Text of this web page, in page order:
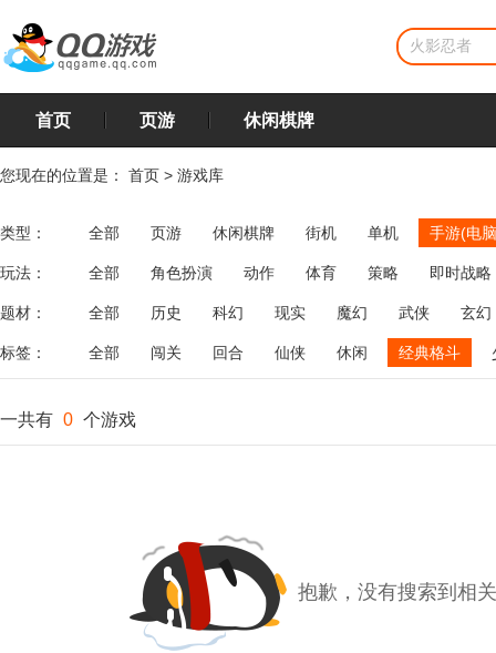
首页 页游 休闲棋牌
您现在的位置是： 首页 > 游戏库
类型： 全部 页游 休闲棋牌 街机 单机 手游(电
玩法： 全部 角色扮演 动作 体育 策略
即时战略
飞行
恋爱 第三人称射击 棋类 牌类 麻将
题材： 全部 历史 科幻 现实 魔幻 武侠 玄幻
标签： 全部 闯关 回合 仙侠 休闲 经典格斗
一共有 0 个游戏
抱歉，没有搜索到相